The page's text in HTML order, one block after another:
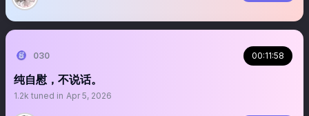
030 00:11:58
纯自慰，不说话。
1.2k tuned in Apr 5, 2026